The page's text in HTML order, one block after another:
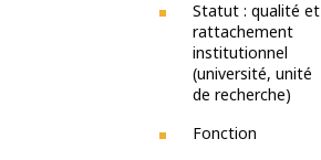
Statut : qualité et
rattachement
institutionnel
(université, unité
de recherche)
Fonction